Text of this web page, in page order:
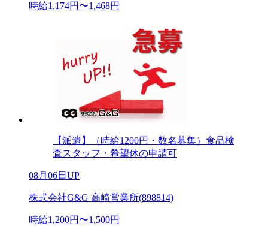
時給1,174円〜1,468円
【派遣】（時給1200円・数名募集）食品検
査スタッフ・希望休の申請可
08月06日UP
株式会社G&G 高崎営業所(898814)
時給1,200円〜1,500円